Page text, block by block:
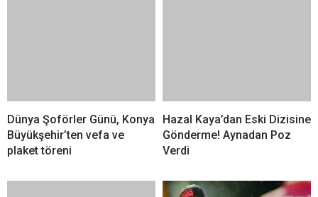
Dünya Şoförler Günü, Konya
Büyükşehir’ten vefa ve
plaket töreni
Verdi